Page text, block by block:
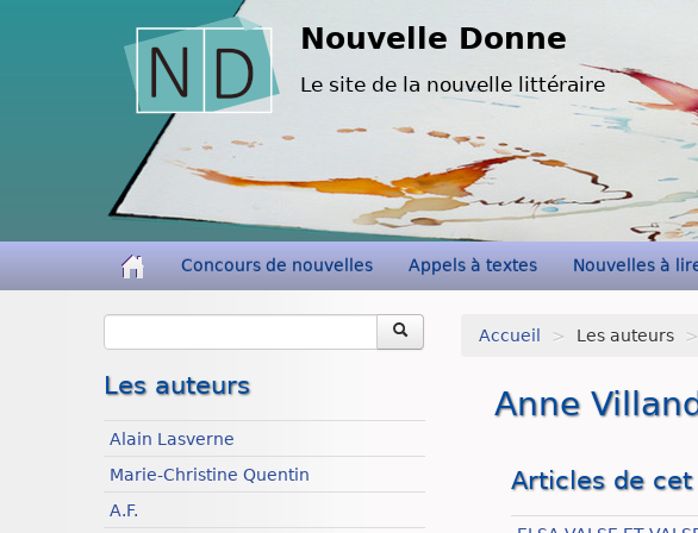
Nouvelle Donne
Le site de la nouvelle littéraire
Concours de nouvelles Appels à textes Nouvelles à
Accueil > Les auteurs >
Anne
Articles de
Les auteurs
Alain Lasverne
Marie-Christine Quentin
A.F.